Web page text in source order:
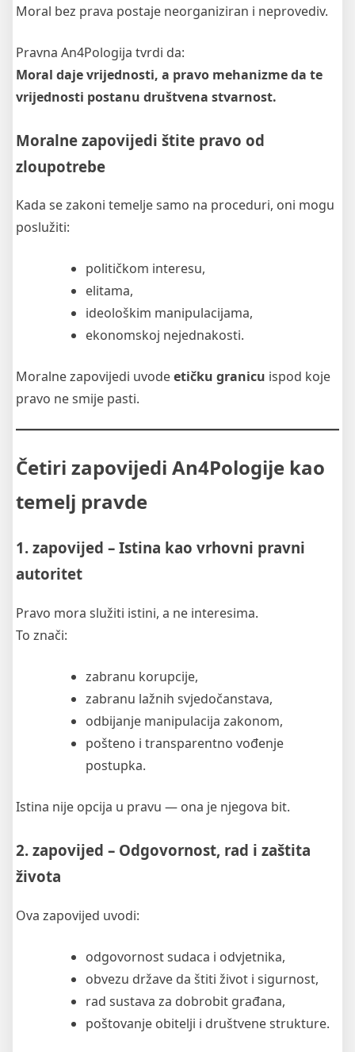
Moral bez prava postaje neorganiziran i neprovediv.
Pravna An4Pologija tvrdi da:
Moral daje vrijednosti, a pravo mehanizme da te
vrijednosti postanu društvena stvarnost.
Moralne zapovijedi štite pravo od
zloupotrebe
Kada se zakoni temelje samo na proceduri, oni mogu
poslužiti:
političkom interesu,
elitama,
ideološkim manipulacijama,
ekonomskoj nejednakosti.
Moralne zapovijedi uvodeetičku granicu ispod koje
pravo ne smije pasti.
Četiri zapovijedi An4Pologije kao
temelj pravde
1. zapovijed – Istina kao vrhovni pravni
autoritet
Pravo mora služiti istini, a ne interesima.
To znači:
zabranu korupcije,
zabranu lažnih svjedočanstava,
odbijanje manipulacija zakonom,
pošteno i transparentno vođenje
postupka.
Istina nije opcija u pravu — ona je njegova bit.
2. zapovijed – Odgovornost, rad i zaštita
života
Ova zapovijed uvodi:
odgovornost sudaca i odvjetnika,
obvezu države da štiti život i sigurnost,
rad sustava za dobrobit građana,
poštovanje obitelji i društvene strukture.